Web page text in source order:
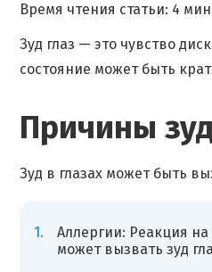
Время чтения статьи: 4
Зуд глаз — это чувство
состояние может быть
Причины
Зуд в глазах может быть
Аллергии: Реакция
может вызвать зуд